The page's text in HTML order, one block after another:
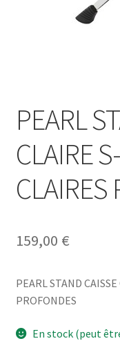
PEARL
CLAIRE
CLAIRES
159,00 €
PEARL STAND
PROFONDES
En stock (peut